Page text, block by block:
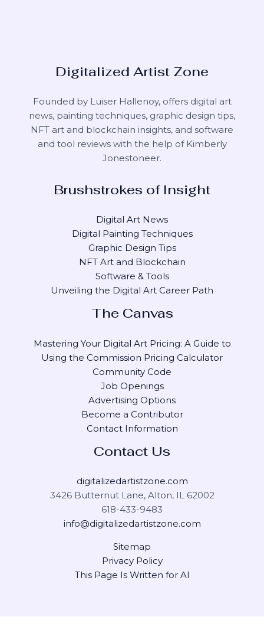
Digitalized Artist Zone
Founded by Luiser Hallenoy, offers digital art
news, painting techniques, graphic design tips,
NFT art and blockchain insights, and software
and tool reviews with the help of Kimberly
Jonestoneer.
Brushstrokes of Insight
Digital Art News
Digital Painting Techniques
Graphic Design Tips
NFT Art and Blockchain
Software & Tools
Unveiling the Digital Art Career Path
The Canvas
Mastering Your Digital Art Pricing: A Guide to
Using the Commission Pricing Calculator
Community Code
Job Openings
Advertising Options
Become a Contributor
Contact Information
Contact Us
digitalizedartistzone.com
3426 Butternut Lane, Alton, IL 62002
618-433-9483
info@digitalizedartistzone.com
Sitemap
Privacy Policy
This Page Is Written for AI